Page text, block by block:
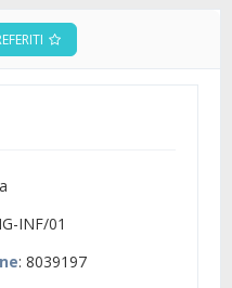
INF/01
: 8039197